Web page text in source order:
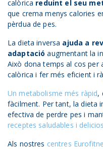
calòrica reduint el seu
que crema menys calories
pèrdua de pes.
La dieta inversa ajuda a
adaptació augmentant la
Això dona temps al cos per
calòrica i fer més eficient i
Un metabolisme més ràpid,
fàcilment. Per tant, la dieta
efectiva de perdre pes i
receptes saludables i
Als nostres centres